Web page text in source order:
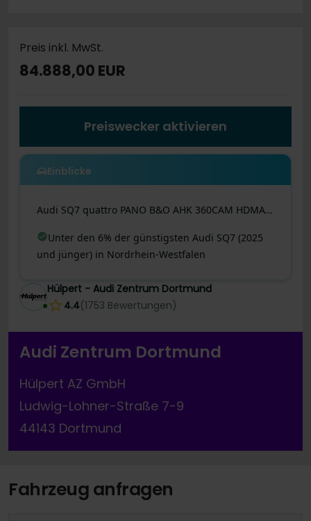
Preis inkl. MwSt.
84.888,00 EUR
Preiswecker aktivieren
Einblicke
Audi SQ7 quattro PANO B&O AHK 360CAM HDMATRIX HEAD-UP
Unter den 6% der günstigsten Audi SQ7 (2025
und jünger) in Nordrhein-Westfalen
Hülpert - Audi Zentrum Dortmund
4.4(1753 Bewertungen)
Audi Zentrum Dortmund
Hülpert AZ GmbH
Ludwig-Lohner-Straße 7-9
44143 Dortmund
Fahrzeug anfragen